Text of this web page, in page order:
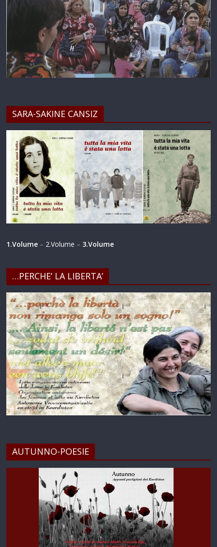
SARA-SAKINE CANSIZ
1.Volume – 2.Volume – 3.Volume
…PERCHE’ LA LIBERTA’
AUTUNNO-POESIE